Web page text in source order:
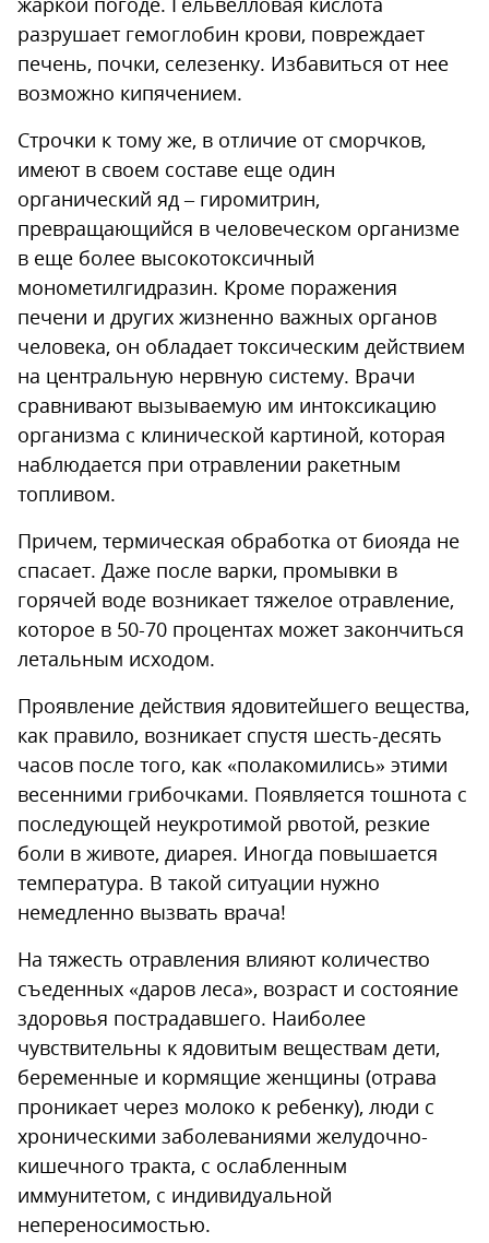
разрушает гемоглобин крови, повреждает
печень, почки, селезенку. Избавиться от нее
возможно кипячением.
Строчки к тому же, в отличие от сморчков,
имеют в своем составе еще один
органический яд – гиромитрин,
превращающийся в человеческом организме
в еще более высокотоксичный
монометилгидразин. Кроме поражения
печени и других жизненно важных органов
человека, он обладает токсическим действием
на центральную нервную систему. Врачи
сравнивают вызываемую им интоксикацию
организма с клинической картиной, которая
наблюдается при отравлении ракетным
топливом.
Причем, термическая обработка от биояда не
спасает. Даже после варки, промывки в
горячей воде возникает тяжелое отравление,
которое в 50-70 процентах может закончиться
летальным исходом.
Проявление действия ядовитейшего вещества,
как правило, возникает спустя шесть-десять
часов после того, как «полакомились» этими
весенними грибочками. Появляется тошнота с
последующей неукротимой рвотой, резкие
боли в животе, диарея. Иногда повышается
температура. В такой ситуации нужно
немедленно вызвать врача!
На тяжесть отравления влияют количество
съеденных «даров леса», возраст и состояние
здоровья пострадавшего. Наиболее
чувствительны к ядовитым веществам дети,
беременные и кормящие женщины (отрава
проникает через молоко к ребенку), люди с
хроническими заболеваниями желудочно-
кишечного тракта, с ослабленным
иммунитетом, с индивидуальной
непереносимостью.